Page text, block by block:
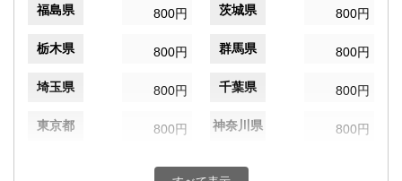
福島県 800円 茨城県 800円
栃木県 800円 群馬県 800円
埼玉県 800円 千葉県 800円
東京都 800円 神奈川県 800円
800円 富山県